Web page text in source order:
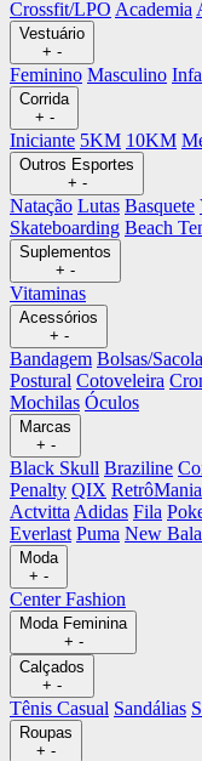
Crossfit/LPO Academia
Vestuário
+ -
Feminino Masculino
Corrida
+ -
Iniciante 5KM 10KM
Outros Esportes
+ -
Natação Lutas Basquete
Skateboarding Beach
Suplementos
+ -
Vitaminas
Acessórios
+ -
Bandagem Bolsas/
Postural Cotoveleira
Mochilas Óculos
Marcas
+ -
Black Skull Braziline
Penalty QIX RetrôMania
Actvitta Adidas Fila
Everlast Puma New
Moda
+ -
Center Fashion
Moda Feminina
+ -
Calçados
+ -
Tênis Casual Sandálias
Roupas
+ -